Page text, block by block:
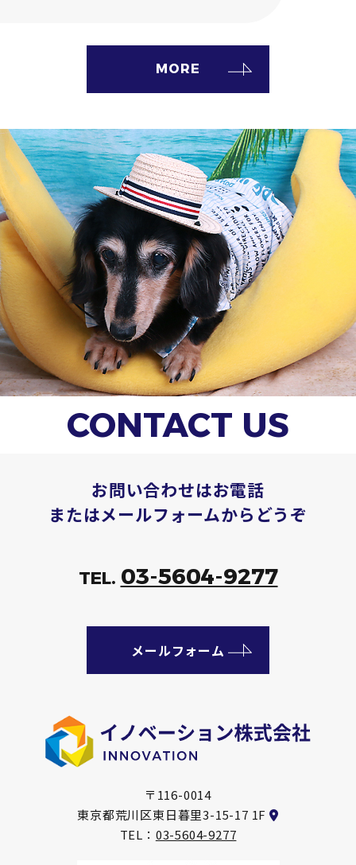
MORE
CONTACT US
お問い合わせはお電話
またはメールフォームからどうぞ
TEL. 03-5604-9277
メールフォーム
〒116-0014
東京都荒川区東日暮里3-15-17 1F
TEL： 03-5604-9277